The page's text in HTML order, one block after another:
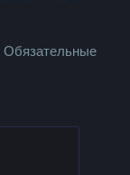
Обязательные